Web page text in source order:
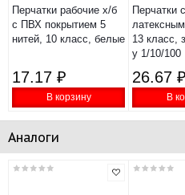
Перчатки рабочие х/б
с ПВХ покрытием 5
нитей, 10 класс, белые
17.17 ₽
В корзину
Перчатки
13 класс,
у 1/10/100
26.67 ₽
В
Аналоги